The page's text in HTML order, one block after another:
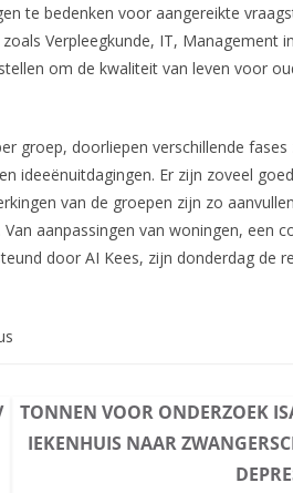
te bedenken voor aangereikte
Verpleegkunde, IT, Management
om de kwaliteit van leven voor
groep, doorliepen verschillende fases
ideeënuitdagingen. Er zijn zoveel
van de groepen zijn zo
aanpassingen van woningen, een
door AI Kees, zijn donderdag de
TONNEN VOOR ONDERZOEK
IEKENHUIS NAAR